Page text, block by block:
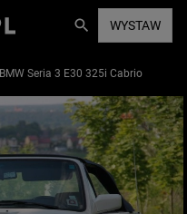
WYSTAW
BMW Seria 3 E30 325i Cabrio